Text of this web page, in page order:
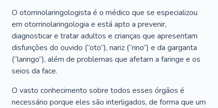
O otorrinolaringologista é o médico que se especializou
em otorrinolaringologia e está apto a prevenir,
diagnosticar e tratar adultos e crianças que apresentam
disfunções do ouvido (“oto”), nariz (“rino”) e da garganta
(“laringo”), além de problemas que afetam a faringe e os
seios da face.
O vasto conhecimento sobre todos esses órgãos é
necessário porque eles são interligados, de forma que um